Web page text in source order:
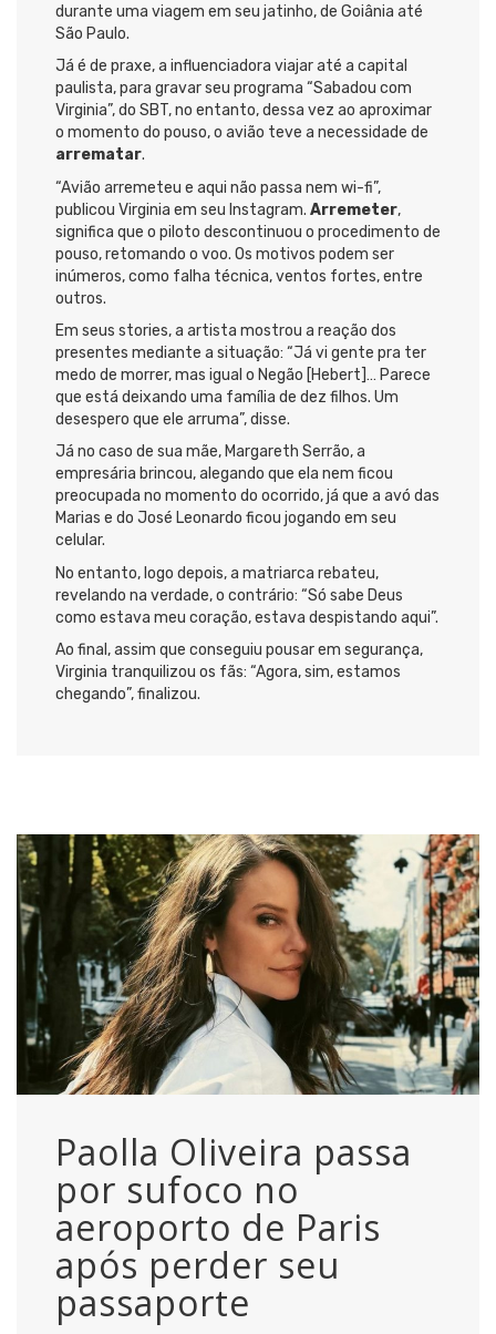
durante uma viagem em seu jatinho, de Goiânia até
São Paulo.
Já é de praxe, a influenciadora viajar até a capital
paulista, para gravar seu programa “Sabadou com
Virginia”, do SBT, no entanto, dessa vez ao aproximar
o momento do pouso, o avião teve a necessidade de
arrematar.
“Avião arremeteu e aqui não passa nem wi-fi”,
publicou Virginia em seu Instagram. Arremeter,
significa que o piloto descontinuou o procedimento de
pouso, retomando o voo. Os motivos podem ser
inúmeros, como falha técnica, ventos fortes, entre
outros.
Em seus stories, a artista mostrou a reação dos
presentes mediante a situação: “Já vi gente pra ter
medo de morrer, mas igual o Negão [Hebert]… Parece
que está deixando uma família de dez filhos. Um
desespero que ele arruma”, disse.
Já no caso de sua mãe, Margareth Serrão, a
empresária brincou, alegando que ela nem ficou
preocupada no momento do ocorrido, já que a avó das
Marias e do José Leonardo ficou jogando em seu
celular.
No entanto, logo depois, a matriarca rebateu,
revelando na verdade, o contrário: “Só sabe Deus
como estava meu coração, estava despistando aqui”.
Ao final, assim que conseguiu pousar em segurança,
Virginia tranquilizou os fãs: “Agora, sim, estamos
chegando”, finalizou.
Paolla Oliveira passa
por sufoco no
aeroporto de Paris
após perder seu
passaporte